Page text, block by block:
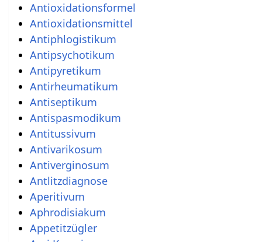
Antioxidationsformel
Antioxidationsmittel
Antiphlogistikum
Antipsychotikum
Antipyretikum
Antirheumatikum
Antiseptikum
Antispasmodikum
Antitussivum
Antivarikosum
Antiverginosum
Antlitzdiagnose
Aperitivum
Aphrodisiakum
Appetitzügler